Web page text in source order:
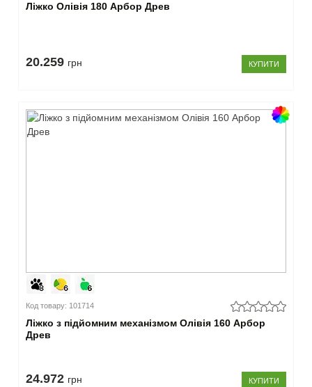
Ліжко Олівія 180 Арбор Древ
20.259 грн КУПИТИ
Код товару: 101714
Ліжко з підйомним механізмом Олівія 160 Арбор
Древ
24.972 грн КУПИТИ